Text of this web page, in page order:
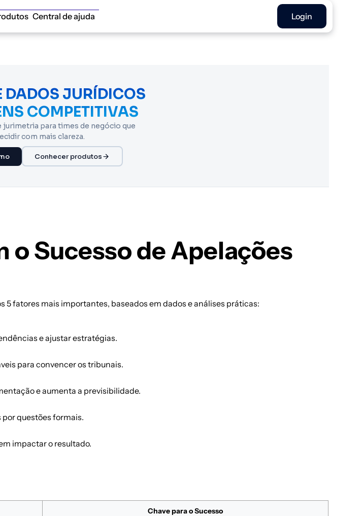
Central de ajuda Login
DADOS JURÍDICOS
COMPETITIVAS
jurimetria para times de negócio que
com mais clareza.
Conhecer produtos
o Sucesso de Apelações
5 fatores mais importantes, baseados em dados e análises práticas:
e ajustar estratégias.
para convencer os tribunais.
e aumenta a previsibilidade.
por questões formais.
impactar o resultado.
Chave para o Sucesso